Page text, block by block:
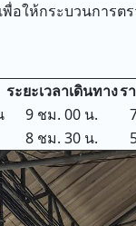
ให้กระบวนการ
ระยะเวลาเดินทางร
9 ชม. 00 น.
8 ชม. 30 น.